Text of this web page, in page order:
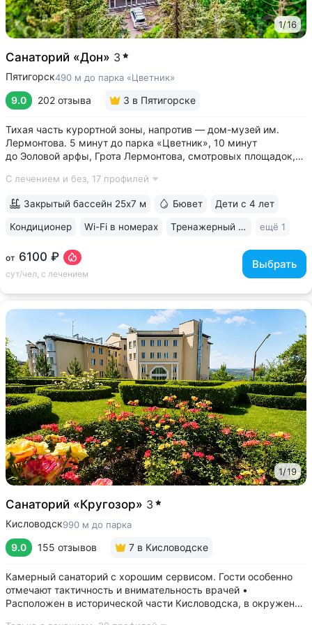
1/16
Санаторий «Дон» 3
Пятигорск490 м до парка «Цветник»
9.0 202 отзыва 3 в Пятигорске
Тихая часть курортной зоны, напротив — дом-музей им.
Лермонтова. 5 минут до парка «Цветник», 10 минут
до Эоловой арфы, Грота Лермонтова, смотровых площадок,
минеральной воды № 29. Воду этого источника можно
С лечением и без, 17 профилей
от 6100 ₽
сут/чел, с лечением
Выбрать
Закрытый бассейн 25х7 м Бювет Дети с 4 лет
Кондиционер Wi-Fi в номерах Тренажерный зал ещё 1
1/19
Санаторий «Кругозор» 3
Кисловодск990 м до парка
9.0 155 отзывов 7 в Кисловодске
Камерный санаторий с хорошим сервисом. Гости особенно
отмечают тактичность и внимательность врачей •
Расположен в исторической части Кисловодска, в окружении